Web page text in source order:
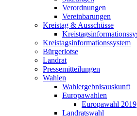
Verordnungen
Vereinbarungen
Kreistag & Ausschüsse
Kreistagsinformationssystem
Bürgerlotse
Landrat
Pressemitteilungen
Wahlen
Wahlergebnisauskunft
Europawahlen
Europawahl 2019
Landratswahl